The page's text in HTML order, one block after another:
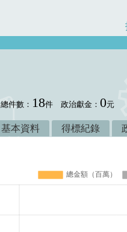
總件數： 18件 政治獻金：0元
基本資料 得標紀錄